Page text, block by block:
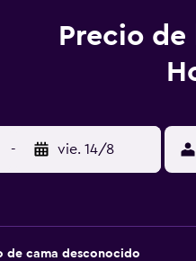
Precio de
- vie. 14/8
de cama desconocido